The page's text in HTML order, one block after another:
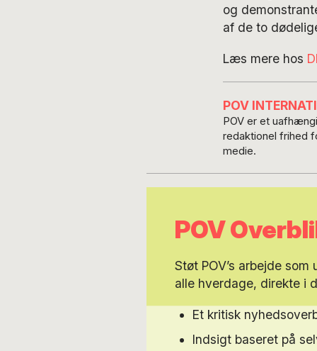
og
af de to
Læs mere hos
POV
POV er et
redaktionel frihed
medie.
POV
Støt POV’s arbejde
alle hverdage, direkte i
Et kritisk
Indsigt baseret på